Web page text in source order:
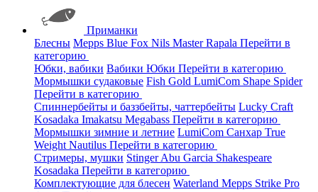
Приманки
Блесны Mepps Blue Fox Nils MasterRapala Перейти в
категорию
Юбки, вабики Вабики Юбки Перейти в категорию
Мормышки судаковые Fish Gold LumiCom Shape Spider
Перейти в категорию
Спиннербейты и баззбейты, чаттербейты Lucky Craft
Kosadaka Imakatsu Megabass Перейти в категорию
Мормышки зимние и летние LumiCom Санхар True
Weight Nautilus Перейти в категорию
Стримеры, мушки StingerAbu Garcia Shakespeare
Kosadaka Перейти в категорию
Комплектующие для блесен Waterland Mepps Strike Pro